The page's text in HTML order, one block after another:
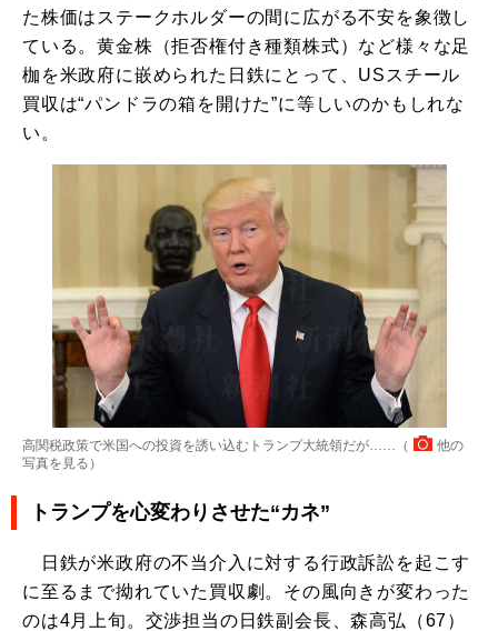
た株価はステークホルダーの間に広がる不安を象徴し
ている。黄金株（拒否権付き種類株式）など様々な足
枷を米政府に嵌められた日鉄にとって、USスチール
買収は“パンドラの箱を開けた”に等しいのかもしれな
い。
高関税政策で米国への投資を誘い込むトランプ大統領だが……（
他の
写真を見る ）
トランプを心変わりさせた“カネ”
日鉄が米政府の不当介入に対する行政訴訟を起こす
に至るまで拗れていた買収劇。その風向きが変わった
のは4月上旬。交渉担当の日鉄副会長、森高弘（67）